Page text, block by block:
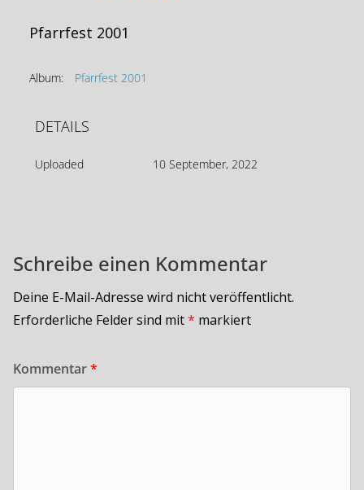
Pfarrfest 2001
Album: Pfarrfest 2001
DETAILS
Uploaded 10 September, 2022
Schreibe einen Kommentar
Deine E-Mail-Adresse wird nicht veröffentlicht.
Erforderliche Felder sind mit* markiert
Kommentar*